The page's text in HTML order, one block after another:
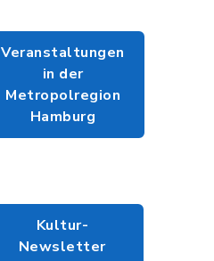
Veranstaltungen
in der
Metropolregion
Hamburg
Kultur-
Newsletter